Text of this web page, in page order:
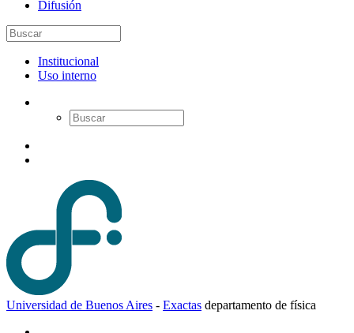
Difusión
Institucional
Uso interno
Universidad de Buenos Aires - Exactas departamento de física